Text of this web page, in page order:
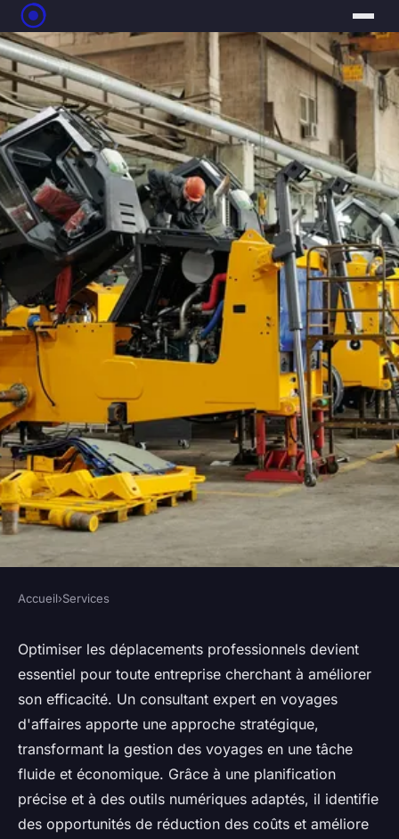
Optimiser vos déplacements
professionnels avec un
consultant expert
Lilou•9 septembre 2025• 3 min de lecture
Accueil›Services
Optimiser les déplacements professionnels devient
essentiel pour toute entreprise cherchant à améliorer
son efficacité. Un consultant expert en voyages
d'affaires apporte une approche stratégique,
transformant la gestion des voyages en une tâche
fluide et économique. Grâce à une planification
précise et à des outils numériques adaptés, il identifie
des opportunités de réduction des coûts et améliore